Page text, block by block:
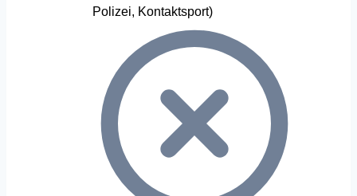
Polizei, Kontaktsport)